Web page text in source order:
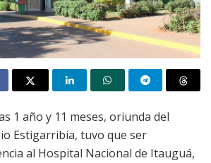
1 año y 11 meses, oriunda del
Estigarribia, tuvo que ser
al Hospital Nacional de Itauguá,